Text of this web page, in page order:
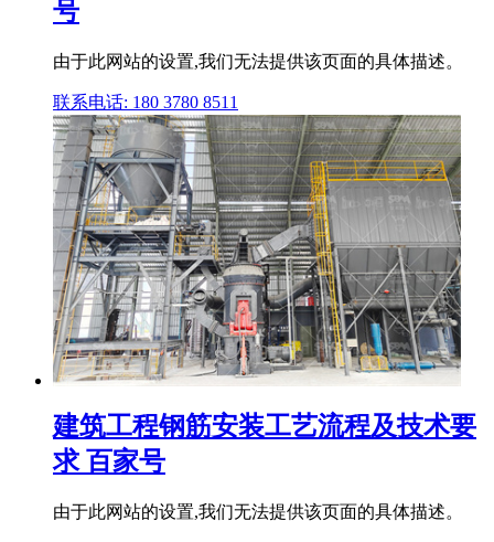
号
由于此网站的设置,我们无法提供该页面的具体描述。
联系电话: 180 3780 8511
建筑工程钢筋安装工艺流程及技术要
求 百家号
由于此网站的设置,我们无法提供该页面的具体描述。